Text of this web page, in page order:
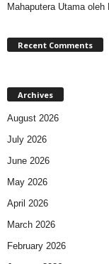
Mahaputera Utama
Recent Comments
Archives
August 2026
July 2026
June 2026
May 2026
April 2026
March 2026
February 2026